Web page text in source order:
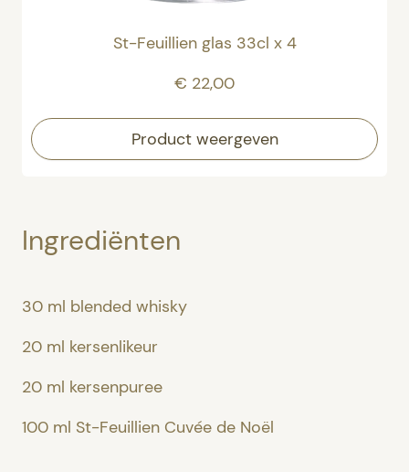
St-Feuillien glas 33cl x 4
€ 22,00
Product weergeven
Ingrediënten
30 ml blended whisky
20 ml kersenlikeur
20 ml kersenpuree
100 ml St-Feuillien Cuvée de Noël